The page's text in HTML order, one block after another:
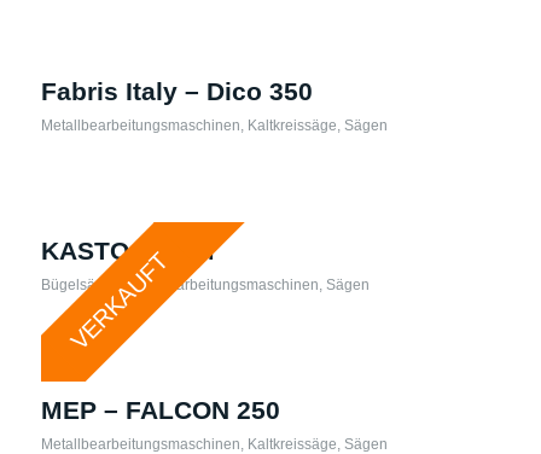
Fabris Italy – Dico 350
Metallbearbeitungsmaschinen, Kaltkreissäge, Sägen
VERKAUFT
KASTO – BSM
Bügelsäge Metallbearbeitungsmaschinen, Sägen
MEP – FALCON 250
Metallbearbeitungsmaschinen, Kaltkreissäge, Sägen